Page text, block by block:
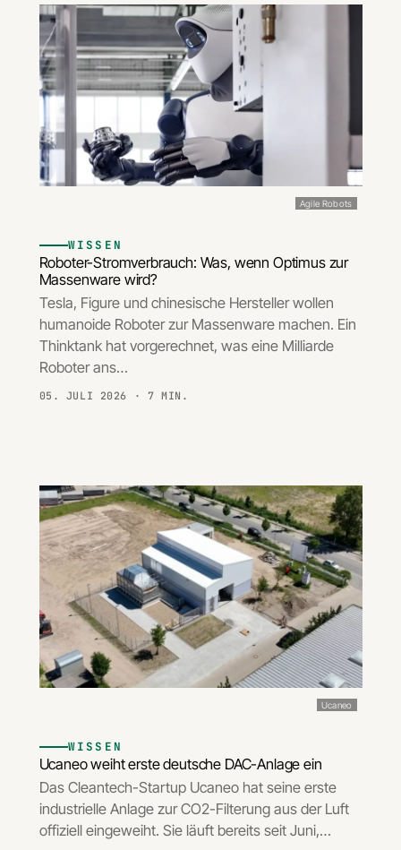
Agile Robots
WISSEN
Roboter-Stromverbrauch: Was, wenn Optimus zur
Massenware wird?
Tesla, Figure und chinesische Hersteller wollen
humanoide Roboter zur Massenware machen. Ein
Thinktank hat vorgerechnet, was eine Milliarde
Roboter ans…
05. JULI 2026 · 7 MIN.
Ucaneo
WISSEN
Ucaneo weiht erste deutsche DAC-Anlage ein
Das Cleantech-Startup Ucaneo hat seine erste
industrielle Anlage zur CO2-Filterung aus der Luft
offiziell eingeweiht. Sie läuft bereits seit Juni,…